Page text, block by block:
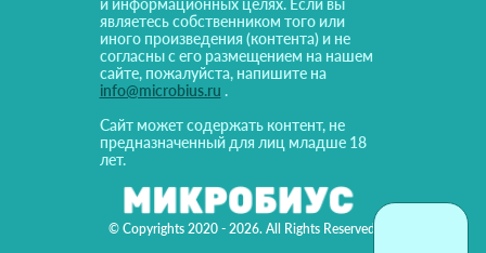
© Copyrights 2020 - 2026. All Rights Reserved!
являетесь собственником того или
иного произведения (контента) и не
согласны с его размещением на нашем
сайте, пожалуйста, напишите на
info@microbius.ru .
Сайт может содержать контент, не
предназначенный для лиц младше 18
лет.